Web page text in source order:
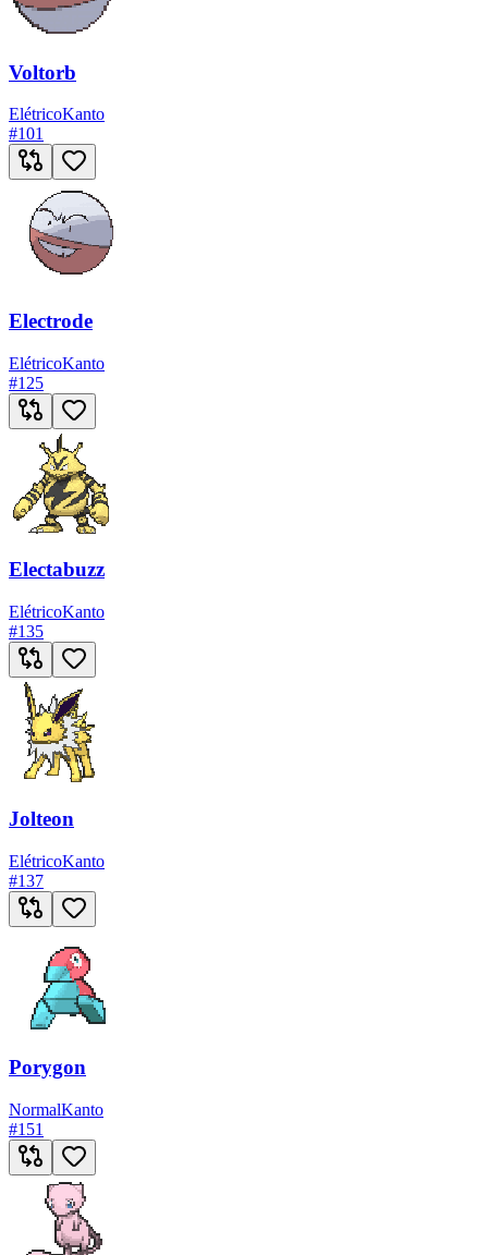
Voltorb
ElétricoKanto
#101
Electrode
ElétricoKanto
#125
Electabuzz
ElétricoKanto
#135
Jolteon
ElétricoKanto
#137
Porygon
NormalKanto
#151